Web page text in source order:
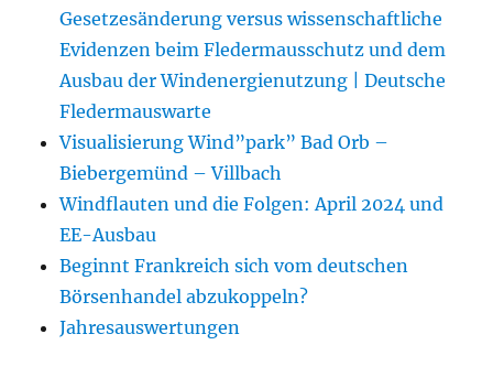
Gesetzesänderung versus wissenschaftliche
Evidenzen beim Fledermausschutz und dem
Ausbau der Windenergienutzung | Deutsche
Fledermauswarte
Visualisierung Wind”park” Bad Orb –
Biebergemünd – Villbach
Windflauten und die Folgen: April 2024 und
EE-Ausbau
Beginnt Frankreich sich vom deutschen
Börsenhandel abzukoppeln?
Jahresauswertungen